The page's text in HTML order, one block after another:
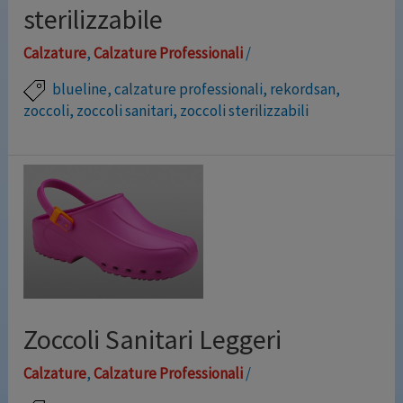
Leggi altro »
sterilizzabile
Calzature,Calzature Professionali/
blueline,calzature professionali, rekordsan,
zoccoli, zoccoli sanitari, zoccoli sterilizzabili
regolabile staccabile, può essere facilmente lavato a
mano, in lavatrice o sterilizzato in autoclave sino a
134°C. Incluso plantare estraibile antistatico. Misure:
dal 35 al 48. Colori vari: avio, bianco, cielo, fucsia, nero,
Zoccoli Sanitari Leggeri
Calzature,Calzature Professionali/